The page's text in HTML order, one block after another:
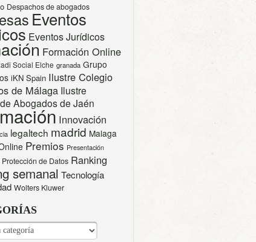
Despachos de abogados
Eventos
Eventos Jurídicos
Formación Online
Social Elche granada Grupo
iKN Spain Ilustre Colegio
de Málaga Ilustre
Abogados de Jaén
Innovación
legaltech madrid Malaga
Premios Presentación
Protección de Datos Ranking
semanal Tecnología
Wolters Kluwer